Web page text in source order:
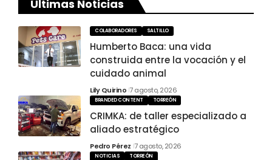
Últimas Noticias
COLABORADORES SALTILLO
Humberto Baca: una vida
construida entre la vocación y el
cuidado animal
Lily Quirino 7 agosto, 2026
BRANDED CONTENT TORREÓN
CRIMKA: de taller especializado a
aliado estratégico
Pedro Pérez 7 agosto, 2026
NOTICIAS TORREÓN